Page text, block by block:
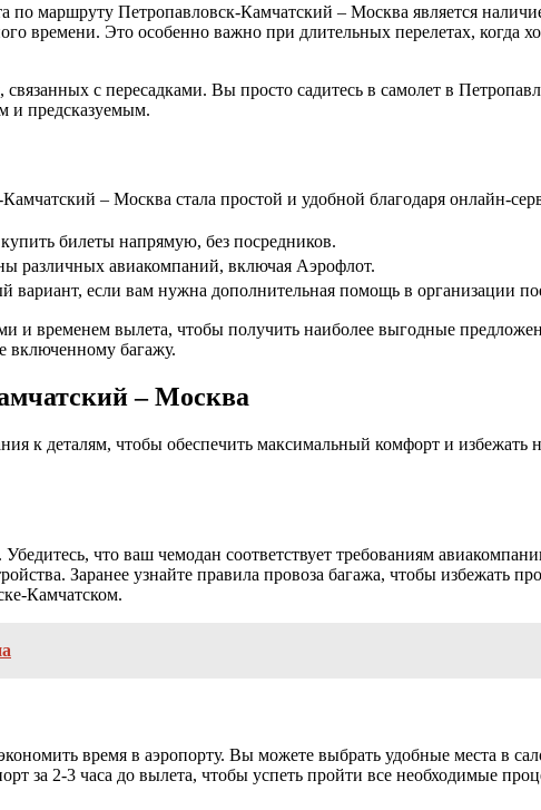
маршруту Петропавловск-Камчатский – Москва является
времени. Это особенно важно при длительных перелетах, когда
с пересадками. Вы просто садитесь в самолет в
и предсказуемым.
– Москва стала простой и удобной благодаря онлайн-
билеты напрямую, без посредников.
различных авиакомпаний, включая Аэрофлот.
вариант, если вам нужна дополнительная помощь в организации
и временем вылета, чтобы получить наиболее выгодные
включенному багажу.
– Москва
к деталям, чтобы обеспечить максимальный комфорт и
что ваш чемодан соответствует требованиям
Заранее узнайте правила провоза багажа, чтобы избежать
Камчатском.
время в аэропорту. Вы можете выбрать удобные места в
за 2-3 часа до вылета, чтобы успеть пройти все необходимые